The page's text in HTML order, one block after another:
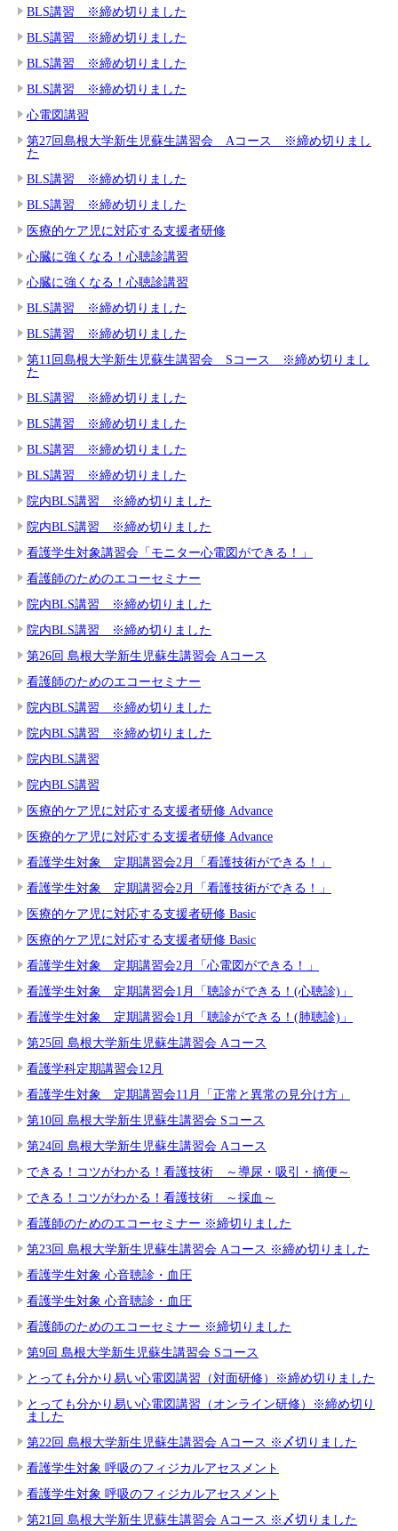
BLS講習 ※締め切りました
BLS講習 ※締め切りました
BLS講習 ※締め切りました
BLS講習 ※締め切りました
心電図講習
第27回島根大学新生児蘇生講習会 Aコース ※締め切りまし
た
BLS講習 ※締め切りました
BLS講習 ※締め切りました
医療的ケア児に対応する支援者研修
心臓に強くなる！心聴診講習
心臓に強くなる！心聴診講習
BLS講習 ※締め切りました
BLS講習 ※締め切りました
第11回島根大学新生児蘇生講習会 Sコース ※締め切りまし
た
BLS講習 ※締め切りました
BLS講習 ※締め切りました
BLS講習 ※締め切りました
BLS講習 ※締め切りました
院内BLS講習 ※締め切りました
院内BLS講習 ※締め切りました
看護学生対象講習会「モニター心電図ができる！」
看護師のためのエコーセミナー
院内BLS講習 ※締め切りました
院内BLS講習 ※締め切りました
第26回 島根大学新生児蘇生講習会 Aコース
看護師のためのエコーセミナー
院内BLS講習 ※締め切りました
院内BLS講習 ※締め切りました
院内BLS講習
院内BLS講習
医療的ケア児に対応する支援者研修 Advance
医療的ケア児に対応する支援者研修 Advance
看護学生対象 定期講習会2月「看護技術ができる！」
看護学生対象 定期講習会2月「看護技術ができる！」
医療的ケア児に対応する支援者研修 Basic
医療的ケア児に対応する支援者研修 Basic
看護学生対象 定期講習会2月「心電図ができる！」
看護学生対象 定期講習会1月「聴診ができる！(心聴診)」
看護学生対象 定期講習会1月「聴診ができる！(肺聴診)」
第25回 島根大学新生児蘇生講習会 Aコース
看護学科定期講習会12月
看護学生対象 定期講習会11月「正常と異常の見分け方」
第10回 島根大学新生児蘇生講習会 Sコース
第24回 島根大学新生児蘇生講習会 Aコース
できる！コツがわかる！看護技術 ～導尿・吸引・摘便～
できる！コツがわかる！看護技術 ～採血～
看護師のためのエコーセミナー ※締切りました
第23回 島根大学新生児蘇生講習会 Aコース ※締め切りました
看護学生対象 心音聴診・血圧
看護学生対象 心音聴診・血圧
看護師のためのエコーセミナー ※締切りました
第9回 島根大学新生児蘇生講習会 Sコース
とっても分かり易い心電図講習（対面研修）※締め切りました
とっても分かり易い心電図講習（オンライン研修）※締め切り
ました
第22回 島根大学新生児蘇生講習会 Aコース ※〆切りました
看護学生対象 呼吸のフィジカルアセスメント
看護学生対象 呼吸のフィジカルアセスメント
第21回 島根大学新生児蘇生講習会 Aコース ※〆切りました